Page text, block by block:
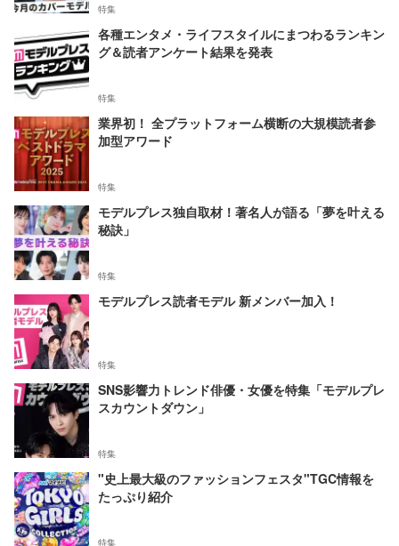
特集
各種エンタメ・ライフスタイルにまつわるランキン
グ＆読者アンケート結果を発表
特集
業界初！ 全プラットフォーム横断の大規模読者参
加型アワード
特集
モデルプレス独自取材！著名人が語る「夢を叶える
秘訣」
特集
モデルプレス読者モデル 新メンバー加入！
特集
SNS影響力トレンド俳優・女優を特集「モデルプレ
スカウントダウン」
特集
"史上最大級のファッションフェスタ"TGC情報を
たっぷり紹介
特集